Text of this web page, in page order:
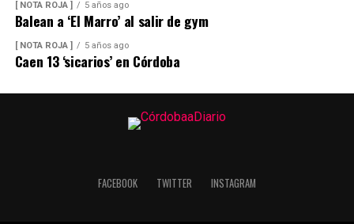
[ NOTA ROJA ] 5 años ago
Balean a ‘El Marro’ al salir de gym
[ NOTA ROJA ] 5 años ago
Caen 13 ‘sicarios’ en Córdoba
FACEBOOK TWITTER INSTAGRAM